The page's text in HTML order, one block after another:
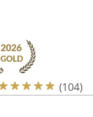
(104)